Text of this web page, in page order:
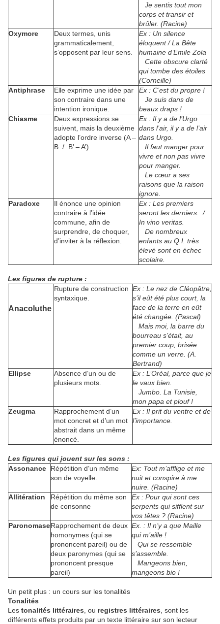
Je sentis tout mon
corps et transir et
brûler. (Racine)
Oxymore
Deux termes, unis
grammaticalement,
s’opposent par leur sens.
Ex : Un silence
éloquent / La Bête
humaine d’Emile Zola
Cette obscure clarté
qui tombe des étoiles
(Corneille)
Antiphrase
Elle exprime une idée par
son contraire dans une
intention ironique.
Ex : C’est du propre !
Je suis dans de
beaux draps !
Chiasme
Deux expressions se
suivent, mais la deuxième
adopte l’ordre inverse (A –
B / B’ – A’)
Ex : Il y a de l’Urgo
dans l’air, il y a de l’air
dans Urgo.
Il faut manger pour
vivre et non pas vivre
pour manger.
Le cœur a ses
raisons que la raison
ignore.
Paradoxe
Il énonce une opinion
contraire à l’idée
commune, afin de
surprendre, de choquer,
d’inviter à la réflexion.
Ex : Les premiers
seront les derniers.
/
In vino veritas.
De nombreux
enfants au Q.I. très
élevé sont en échec
scolaire.
Les figures de rupture :
Anacoluthe
Rupture de construction
syntaxique.
Ex : Le nez de Cléopâtre,
s’il eût été plus court, la
face de la terre en eût
été changée. (Pascal)
Mais moi, la barre du
bourreau s’était, au
premier coup, brisée
comme un verre. (A.
Bertrand)
Ellipse
Absence d’un ou de
plusieurs mots.
Ex : L’Oréal, parce que je
le vaux bien.
Jumbo. La Tunisie,
mon papa et plouf !
Zeugma
Rapprochement d’un
mot concret et d’un mot
abstrait dans un même
énoncé.
Ex : Il prit du ventre et de
l’importance.
Les figures qui jouent sur les sons :
Assonance
Répétition d’un même
son de voyelle.
Ex: Tout m’afflige et me
nuit et conspire à me
nuire. (Racine)
Allitération
Répétition du même son
de consonne
Ex : Pour qui sont ces
serpents qui sifflent sur
vos têtes ? (Racine)
ParonomaseRapprochement de deux
homonymes (qui se
prononcent pareil) ou de
deux paronymes (qui se
prononcent presque
pareil)
Ex. : Il n’y a que Maille
qui m’aille !
Qui se ressemble
s’assemble.
Mangeons bien,
mangeons bio !
Un petit plus : un cours sur les tonalités
Tonalités
Les tonalités littéraires , ou registres littéraires , sont les
différents effets produits par un texte littéraire sur son lecteur